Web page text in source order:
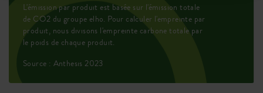
L'émission par produit est basée sur l'émission totale
de CO2 du groupe elho. Pour calculer l'empreinte par
produit, nous divisons l'empreinte carbone totale par
le poids de chaque produit.
Source : Anthesis 2023